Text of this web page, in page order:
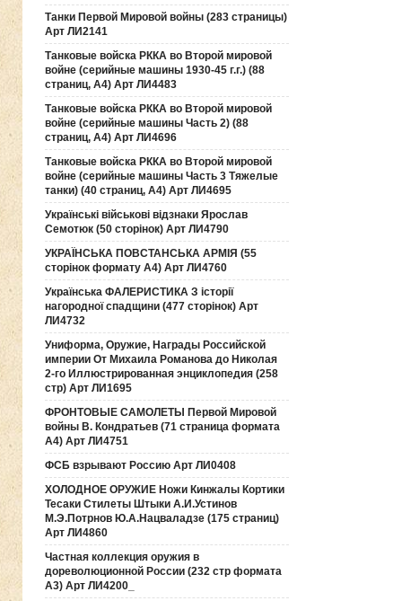
Танки Первой Мировой войны (283 страницы)
Арт ЛИ2141
Танковые войска РККА во Второй мировой
войне (серийные машины 1930-45 г.г.) (88
страниц, А4) Арт ЛИ4483
Танковые войска РККА во Второй мировой
войне (серийные машины Часть 2) (88
страниц, А4) Арт ЛИ4696
Танковые войска РККА во Второй мировой
войне (серийные машины Часть 3 Тяжелые
танки) (40 страниц, А4) Арт ЛИ4695
Українські військові відзнаки Ярослав
Семотюк (50 сторінок) Арт ЛИ4790
УКРАЇНСЬКА ПОВСТАНСЬКА АРМІЯ (55
сторінок формату А4) Арт ЛИ4760
Українська ФАЛЕРИСТИКА З історії
нагородної спадщини (477 сторінок) Арт
ЛИ4732
Униформа, Оружие, Награды Российской
империи От Михаила Романова до Николая
2-го Иллюстрированная энциклопедия (258
стр) Арт ЛИ1695
ФРОНТОВЫЕ САМОЛЕТЫ Первой Мировой
войны В. Кондратьев (71 страница формата
А4) Арт ЛИ4751
ФСБ взрывают Россию Арт ЛИ0408
ХОЛОДНОЕ ОРУЖИЕ Ножи Кинжалы Кортики
Тесаки Стилеты Штыки А.И.Устинов
М.Э.Потрнов Ю.А.Нацваладзе (175 страниц)
Арт ЛИ4860
Частная коллекция оружия в
дореволюционной России (232 стр формата
А3) Арт ЛИ4200_